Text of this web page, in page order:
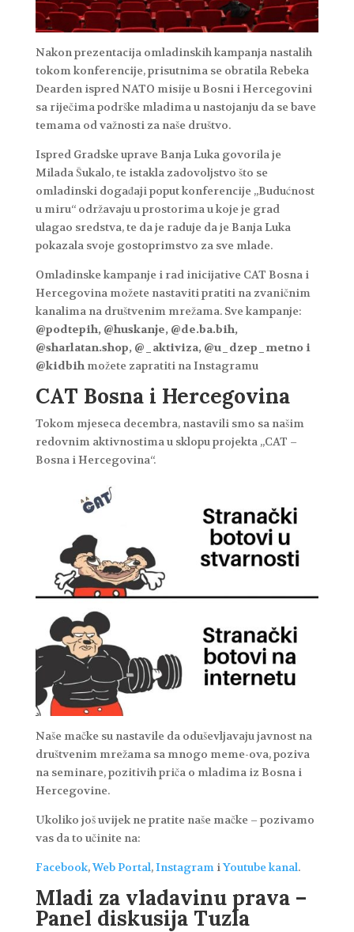
Nakon prezentacija omladinskih kampanja nastalih
tokom konferencije, prisutnima se obratila Rebeka
Dearden ispred NATO misije u Bosni i Hercegovini
sa riječima podrške mladima u nastojanju da se bave
temama od važnosti za naše društvo.
Ispred Gradske uprave Banja Luka govorila je
Milada Šukalo, te istakla zadovoljstvo što se
omladinski događaji poput konferencije „Budućnost
u miru“ održavaju u prostorima u koje je grad
ulagao sredstva, te da je raduje da je Banja Luka
pokazala svoje gostoprimstvo za sve mlade.
Omladinske kampanje i rad inicijative CAT Bosna i
Hercegovina možete nastaviti pratiti na zvaničnim
kanalima na društvenim mrežama. Sve kampanje:
@podtepih, @huskanje, @de.ba.bih,
@sharlatan.shop, @_aktiviza, @u_dzep_metno i
@kidbih možete zapratiti na Instagramu
CAT Bosna i Hercegovina
Tokom mjeseca decembra, nastavili smo sa našim
redovnim aktivnostima u sklopu projekta „CAT –
Bosna i Hercegovina“.
Naše mačke su nastavile da oduševljavaju javnost na
društvenim mrežama sa mnogo meme-ova, poziva
na seminare, pozitivih priča o mladima iz Bosna i
Hercegovine.
Ukoliko još uvijek ne pratite naše mačke – pozivamo
vas da to učinite na:
Facebook,Web Portal,InstagramiYoutube kanal.
Mladi za vladavinu prava –
Panel diskusija Tuzla